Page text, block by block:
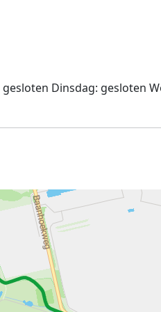
gesloten Dinsdag: gesloten